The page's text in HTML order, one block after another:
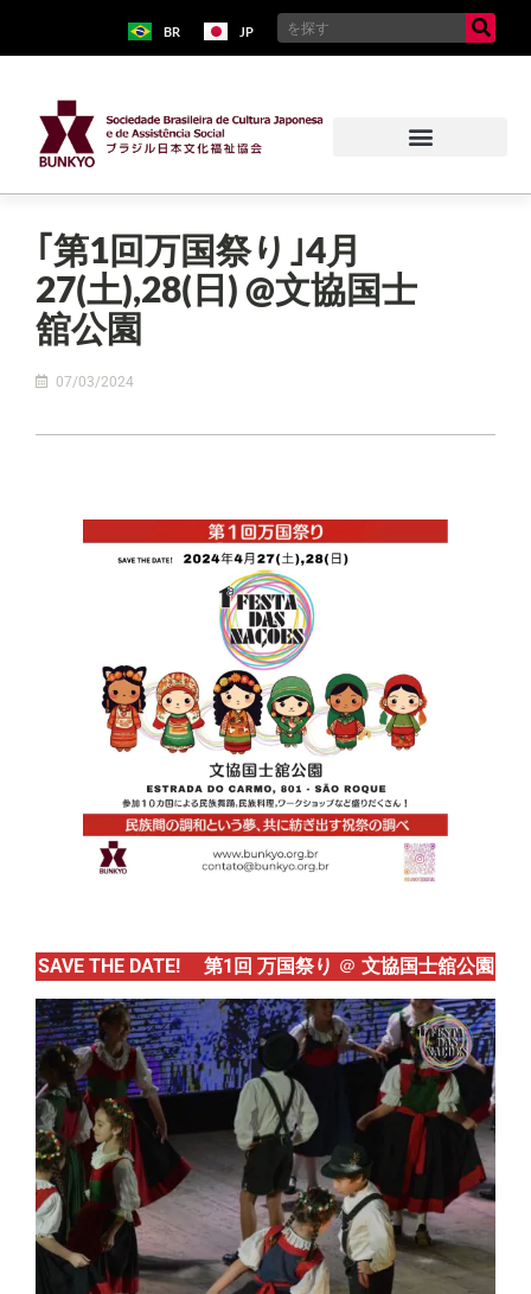
BR JP
｢第1回万国祭り｣4月
27(土),28(日) @文協国士
舘公園
07/03/2024
SAVE THE DATE! 第1回 万国祭り ＠ 文協国士舘公園